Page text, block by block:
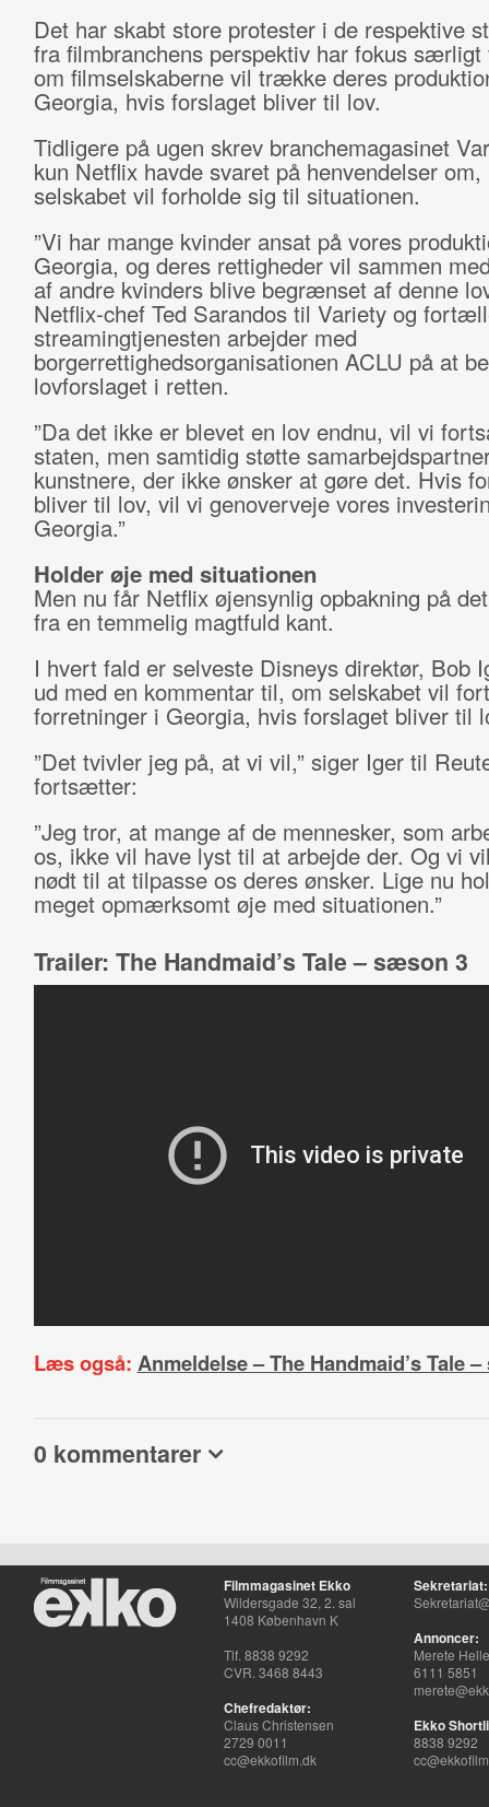
Det har skabt store protester i de respektive
fra filmbranchens perspektiv har fokus
om filmselskaberne vil trække deres
Georgia, hvis forslaget bliver til lov.
Tidligere på ugen skrev branchemagasinet
kun Netflix havde svaret på henvendelser om,
selskabet vil forholde sig til situationen.
”Vi har mange kvinder ansat på vores
Georgia, og deres rettigheder vil sammen
af andre kvinders blive begrænset af denne
Netflix-chef Ted Sarandos til Variety og
streamingtjenesten arbejder med
borgerrettighedsorganisationen ACLU på at
lovforslaget i retten.
”Da det ikke er blevet en lov endnu, vil vi
staten, men samtidig støtte
kunstnere, der ikke ønsker at gøre det. Hvis
bliver til lov, vil vi genoverveje vores
Georgia.”
Holder øje med situationen
Men nu får Netflix øjensynlig opbakning på
fra en temmelig magtfuld kant.
I hvert fald er selveste Disneys direktør, Bob
ud med en kommentar til, om selskabet vil
forretninger i Georgia, hvis forslaget bliver til
”Det tvivler jeg på, at vi vil,” siger Iger til
fortsætter:
”Jeg tror, at mange af de mennesker, som
os, ikke vil have lyst til at arbejde der. Og vi
nødt til at tilpasse os deres ønsker. Lige nu
meget opmærksomt øje med situationen.”
Trailer: The Handmaid’s Tale – sæson 3
Læs også: Anmeldelse – The Handmaid’s Tale
0 kommentarer
Filmmagasinet Ekko
Wildersgade 32, 2. sal
1408 København K
Tlf. 8838 9292
CVR. 3468 8443
Chefredaktør:
Claus Christensen
2729 0011
cc@ekkofilm.dk
Sekretariat:
Annoncer:
Merete
6111 5851
Ekko
8838 9292